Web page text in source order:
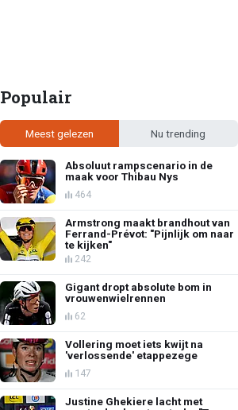
Populair
Meest gelezen Nu trending
Absoluut rampscenario in de
maak voor Thibau Nys
464
Armstrong maakt brandhout van
Ferrand-Prévot: "Pijnlijk om naar
te kijken"
242
Gigant dropt absolute bom in
vrouwenwielrennen
62
Vollering moet iets kwijt na
'verlossende' etappezege
147
Justine Ghekiere lacht met